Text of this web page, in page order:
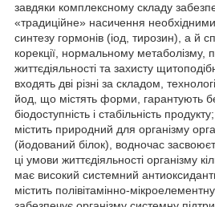
завдяки комплексному складу
«традиційне» насичення
синтезу гормонів (іод, тирозин), а й
корекції, нормальному метаболізму,
життєдіяльності та захисту
входять дві різні за складом,
йод, що містять форми, гарантують
біодоступність і стабільність продукту;
містить природний для організму
(йодований білок), водночас
ці умови життєдіяльності організму
має високий системний
містить полівітамінно-